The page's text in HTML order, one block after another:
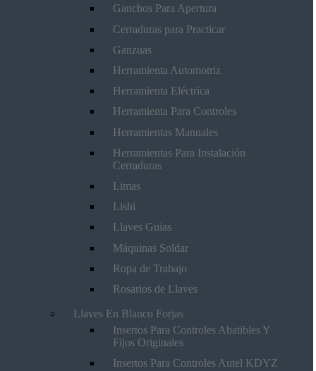
Ganchos Para Apertura
Cerraduras para Practicar
Ganzuas
Herramienta Automotriz
Herramienta Eléctrica
Herramienta Para Controles
Herramientas Manuales
Herramientas Para Instalación
Cerraduras
Limas
Lishi
Llaves Guias
Máquinas Soldar
Ropa de Trabajo
Rosarios de Llaves
Llaves En Blanco Forjas
Insertos Para Controles Abatibles Y
Fijos Originales
Insertos Para Controles Autel KDYZ